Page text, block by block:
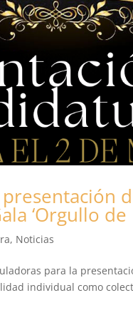
‘Orgullo de
, Noticias
para la
individual como